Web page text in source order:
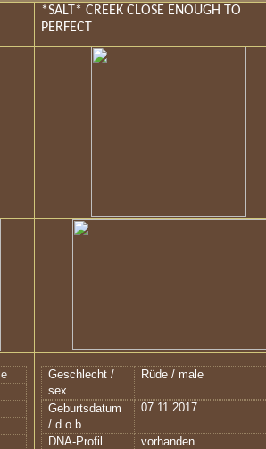
*SALT* CREEK CLOSE ENOUGH TO
PERFECT
Geschlecht /
sex
Rüde / male
Geburtsdatum
/ d.o.b.
07.11.2017
DNA-Profil vorhanden